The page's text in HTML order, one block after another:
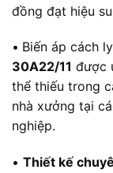
đồng đạt hiệu
• Biến áp cách
30A22/11 được
thể thiếu trong
nhà xưởng tại
nghiệp.
• Thiết kế